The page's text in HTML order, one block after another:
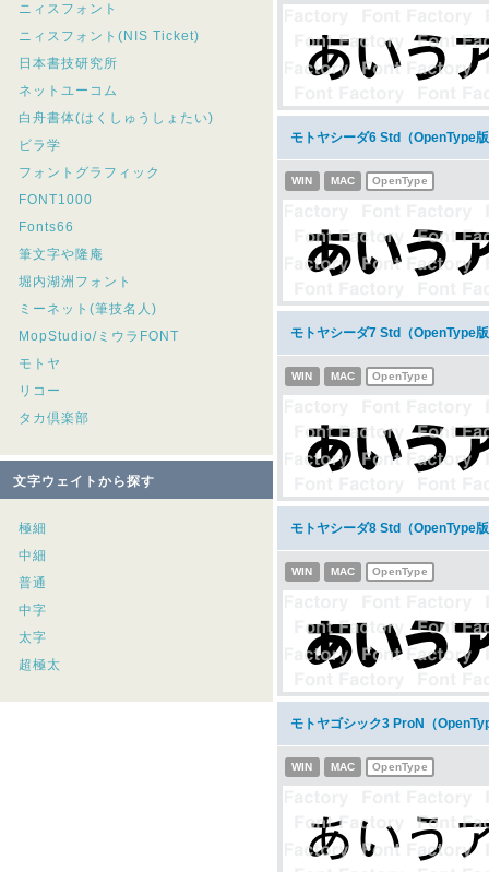
ニィスフォント
ニィスフォント(NIS Ticket)
日本書技研究所
ネットユーコム
白舟書体(はくしゅうしょたい)
ビラ学
フォントグラフィック
FONT1000
Fonts66
筆文字や隆庵
堀内湖洲フォント
ミーネット(筆技名人)
MopStudio/ミウラFONT
モトヤ
リコー
タカ倶楽部
文字ウェイトから探す
極細
中細
普通
中字
太字
超極太
モトヤシーダ6 Std（OpenType
WIN MAC OpenType
モトヤシーダ7 Std（OpenType
WIN MAC OpenType
モトヤシーダ8 Std（OpenType
WIN MAC OpenType
モトヤゴシック3 ProN（
WIN MAC OpenType